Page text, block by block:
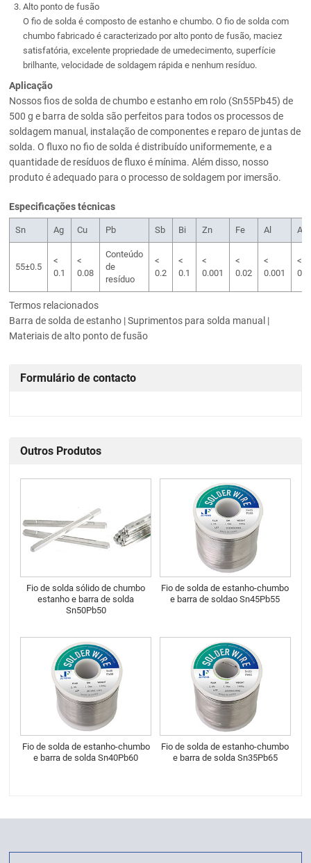
Alto ponto de fusão
O fio de solda é composto de estanho e chumbo. O fio de solda com
chumbo fabricado é caracterizado por alto ponto de fusão, maciez
satisfatória, excelente propriedade de umedecimento, superfície
brilhante, velocidade de soldagem rápida e nenhum resíduo.
Aplicação
Nossos fios de solda de chumbo e estanho em rolo (Sn55Pb45) de
500 g e barra de solda são perfeitos para todos os processos de
soldagem manual, instalação de componentes e reparo de juntas de
solda. O fluxo no fio de solda é distribuído uniformemente, e a
quantidade de resíduos de fluxo é mínima. Além disso, nosso
produto é adequado para o processo de soldagem por imersão.
Especificações técnicas
Sn Ag Cu Pb Sb Bi Zn Fe Al As
55±0.5
<
0.1
<
0.08
Conteúdo
de
resíduo
<
0.2
<
0.1
<
0.001
<
0.02
<
0.001
<
Termos relacionados
Barra de solda de estanho | Suprimentos para solda manual |
Materiais de alto ponto de fusão
Formulário de contacto
Outros Produtos
Fio de solda sólido de chumbo
estanho e barra de solda
Sn50Pb50
Fio de solda de estanho-chumbo
e barra de soldao Sn45Pb55
Fio de solda de estanho-chumbo
e barra de solda Sn40Pb60
Fio de solda de estanho-chumbo
e barra de solda Sn35Pb65